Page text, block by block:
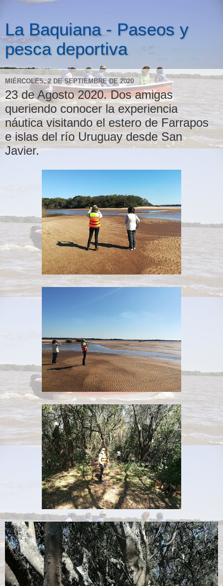
La Baquiana - Paseos y
pesca deportiva
MIÉRCOLES, 2 DE SEPTIEMBRE DE 2020
23 de Agosto 2020. Dos amigas
queriendo conocer la experiencia
náutica visitando el estero de Farrapos
e islas del río Uruguay desde San
Javier.